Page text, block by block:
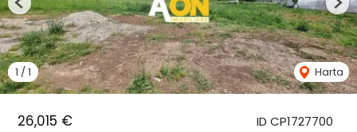
ID CP1727700
26,015 €
1 /1 Harta
Previous